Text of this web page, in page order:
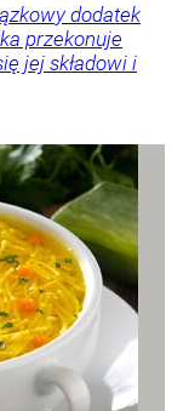
dodatek
przekonuje
jej składowi i